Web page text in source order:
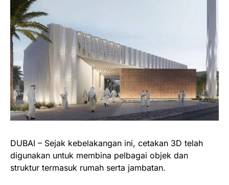
DUBAI – Sejak kebelakangan ini, cetakan 3D telah
digunakan untuk membina pelbagai objek dan
struktur termasuk rumah serta jambatan.